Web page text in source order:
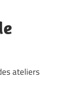
ateliers